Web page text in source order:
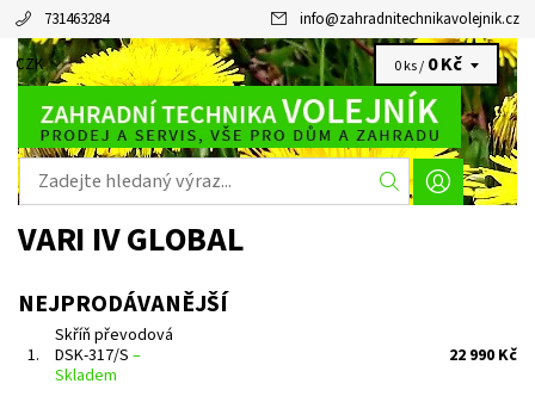
731463284 info@zahradnitechnikavolejnik.cz
CZK 0 ks / 0 Kč
VARI IV GLOBAL
NEJPRODÁVANĚJŠÍ
1.
Skříň převodová
DSK-317/S –
Skladem
22 990 Kč